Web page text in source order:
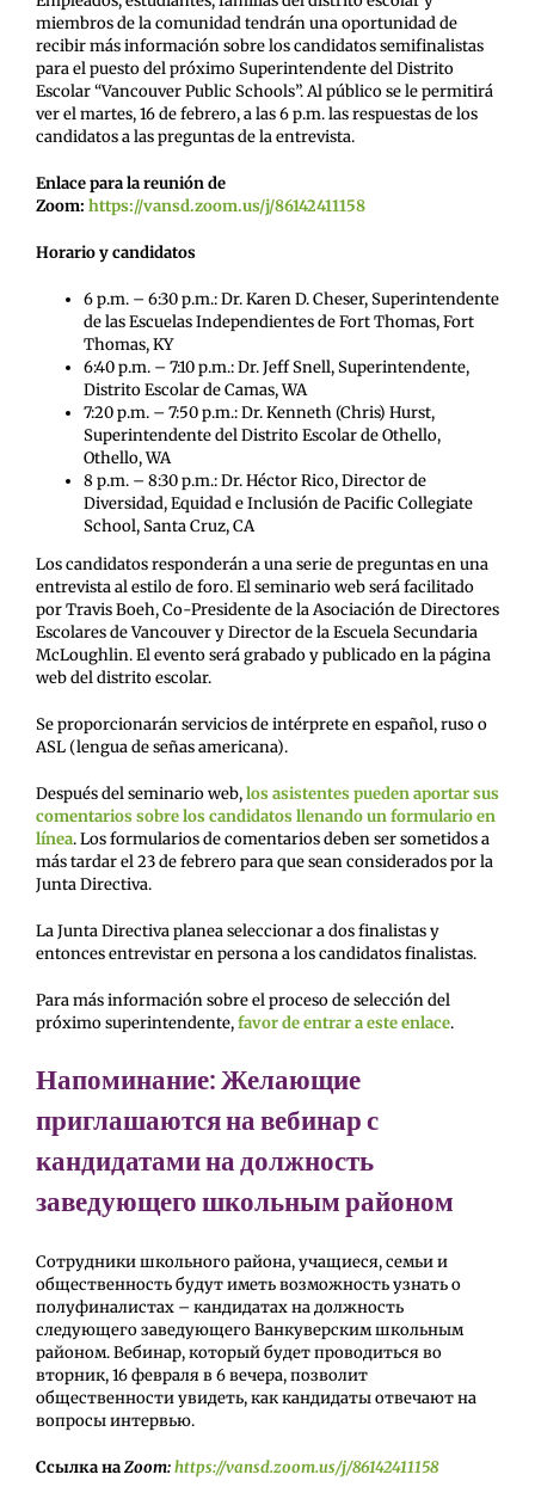
miembros de la comunidad tendrán una oportunidad de
recibir más información sobre los candidatos semifinalistas
para el puesto del próximo Superintendente del Distrito
Escolar “Vancouver Public Schools”. Al público se le permitirá
ver el martes, 16 de febrero, a las 6 p.m. las respuestas de los
candidatos a las preguntas de la entrevista.
Enlace para la reunión de
Zoom: https://vansd.zoom.us/j/86142411158
Horario y candidatos
6 p.m. – 6:30 p.m.: Dr. Karen D. Cheser, Superintendente
de las Escuelas Independientes de Fort Thomas, Fort
Thomas, KY
6:40 p.m. – 7:10 p.m.: Dr. Jeff Snell, Superintendente,
Distrito Escolar de Camas, WA
7:20 p.m. – 7:50 p.m.: Dr. Kenneth (Chris) Hurst,
Superintendente del Distrito Escolar de Othello,
Othello, WA
8 p.m. – 8:30 p.m.: Dr. Héctor Rico, Director de
Diversidad, Equidad e Inclusión de Pacific Collegiate
School, Santa Cruz, CA
Los candidatos responderán a una serie de preguntas en una
entrevista al estilo de foro. El seminario web será facilitado
por Travis Boeh, Co-Presidente de la Asociación de Directores
Escolares de Vancouver y Director de la Escuela Secundaria
McLoughlin. El evento será grabado y publicado en la página
web del distrito escolar.
Se proporcionarán servicios de intérprete en español, ruso o
ASL (lengua de señas americana).
Después del seminario web,los asistentes pueden aportar sus
comentarios sobre los candidatos llenando un formulario en
línea. Los formularios de comentarios deben ser sometidos a
más tardar el 23 de febrero para que sean considerados por la
Junta Directiva.
La Junta Directiva planea seleccionar a dos finalistas y
entonces entrevistar en persona a los candidatos finalistas.
Para más información sobre el proceso de selección del
próximo superintendente,favor de entrar a este enlace.
Напоминание: Желающие
приглашаются на вебинар с
кандидатами на должность
заведующего школьным районом
Сотрудники школьного района, учащиеся, семьи и
общественность будут иметь возможность узнать о
полуфиналистах – кандидатах на должность
следующего заведующего Ванкуверским школьным
районом. Вебинар, который будет проводиться во
вторник, 16 февраля в 6 вечера, позволит
общественности увидеть, как кандидаты отвечают на
вопросы интервью.
Ссылка наZoom:https://vansd.zoom.us/j/86142411158